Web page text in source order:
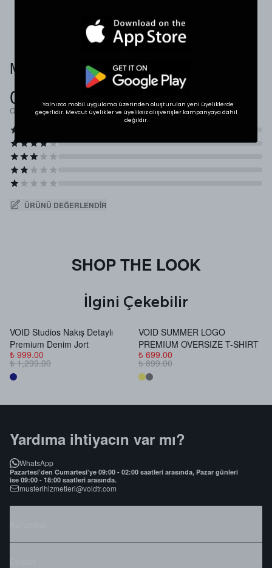
Müşteri Yorumları
0.0
Ortalama Puan
ÜRÜNÜ DEĞERLENDIR
SHOP THE LOOK
İlgini Çekebilir
VOID Studios Nakış Detaylı
Premium Denim Jort
₺ 999.00
₺ 1,299.00
VOID SUMMER LOGO
PREMIUM OVERSIZE T-SHIRT
₺ 699.00
₺ 899.00
Yardıma ihtiyacın var mı?
WhatsApp
Pazartesi’den Cumartesi’ye 09:00 - 02:00 saatleri arasında, Pazar günleri
ise 09:00 - 18:00 saatleri arasında.
musterihizmetleri@voidtr.com
Yalnızca mobil uygulama üzerinden oluşturulan yeni üyeliklerde
geçerlidir. Mevcut üyelikler ve üyeliksiz alışverişler kampanyaya dahil
değildir.